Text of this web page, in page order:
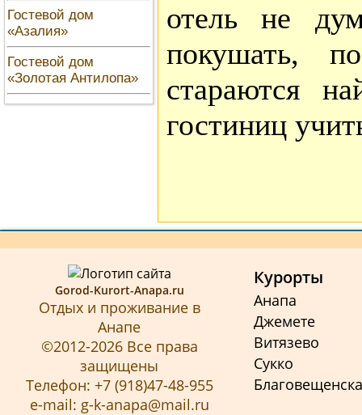
Гостевой дом
«Азалия»
Гостевой дом
«Золотая Антилопа»
отель не
покушать,
стараются
гостиниц
Gorod-Kurort-Anapa.ru
Отдых и проживание в
Анапе
©2012-2026 Все права
защищены
Телефон: +7 (918)47-48-955
e-mail: g-k-anapa@mail.ru
Курорты
Анапа
Джемете
Витязево
Сукко